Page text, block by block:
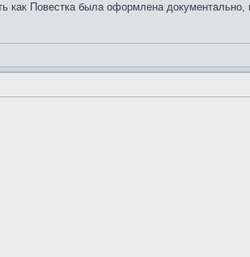
как Повестка была оформлена документально,